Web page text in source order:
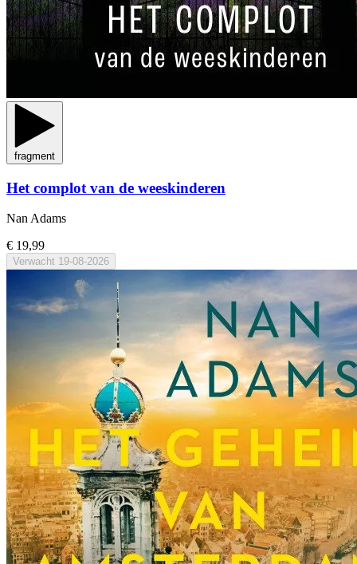
fragment
Het complot van de weeskinderen
Nan Adams
€ 19,99
Verwacht 19-08-2026